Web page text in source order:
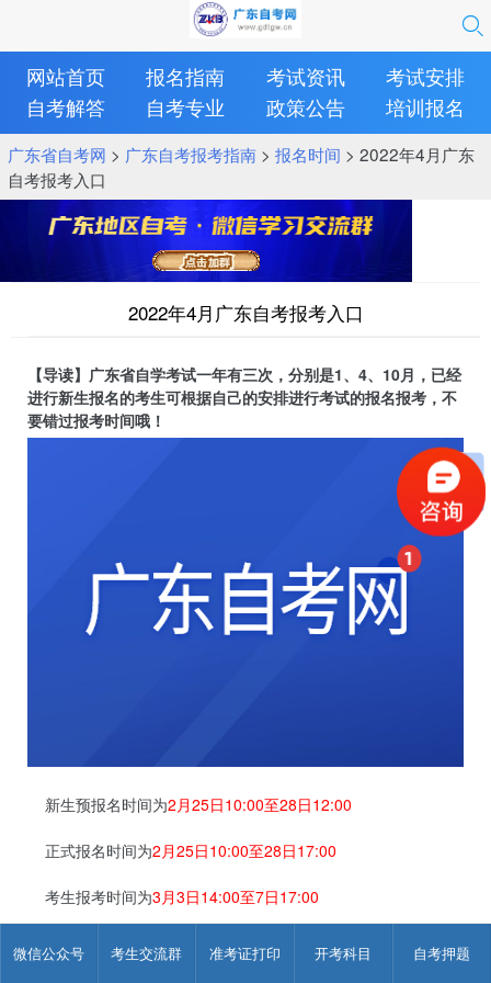
微信公众号 考生交流群 准考证打印 开考科目 自考押题
网站首页 报名指南 考试资讯
考试安排
自考解答
自考专业 政策公告 培训报名
广东省自考网 > 广东自考报考指南> 报名时间 > 2022年4月广东
自考报考入口
2022年4月广东自考报考入口
【导读】广东省自学考试一年有三次，分别是1、4、10月，已经
进行新生报名的考生可根据自己的安排进行考试的报名报考，不
要错过报考时间哦！
新生预报名时间为2月25日10:00至28日12:00
正式报名时间为2月25日10:00至28日17:00
考生报考时间为3月3日14:00至7日17:00
缴费时间为 3月4日10:00至7日17:00